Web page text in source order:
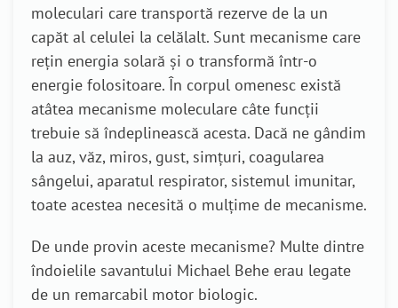
moleculari care transportă rezerve de la un
capăt al celulei la celălalt. Sunt mecanisme care
rețin energia solară și o transformă într-o
energie folositoare. În corpul omenesc există
atâtea mecanisme moleculare câte funcții
trebuie să îndeplinească acesta. Dacă ne gândim
la auz, văz, miros, gust, simțuri, coagularea
sângelui, aparatul respirator, sistemul imunitar,
toate acestea necesită o mulțime de mecanisme.
De unde provin aceste mecanisme? Multe dintre
îndoielile savantului Michael Behe erau legate
de un remarcabil motor biologic.